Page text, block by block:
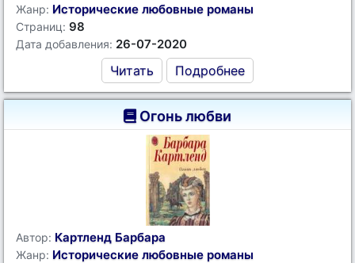
Жанр: Исторические любовные романы
Страниц: 98
Дата добавления: 26-07-2020
Читать Подробнее
Огонь любви
Автор: Картленд Барбара
Жанр: Исторические любовные романы